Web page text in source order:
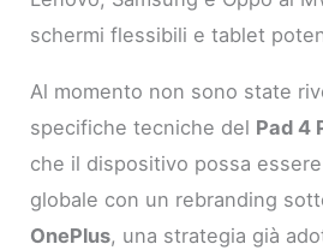
schermi flessibili e tablet
Al momento non sono state
specifiche tecniche del Pad 4
che il dispositivo possa
globale con un rebranding
OnePlus, una strategia già